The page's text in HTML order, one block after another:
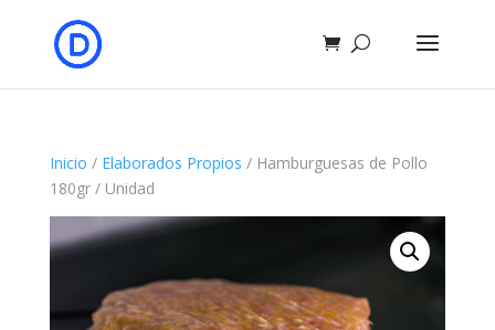
Inicio / Elaborados Propios / Hamburguesas de Pollo
180gr / Unidad